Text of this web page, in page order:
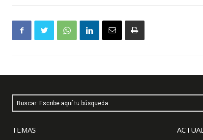
Buscar: Escribe aquí tu búsqueda
TEMAS